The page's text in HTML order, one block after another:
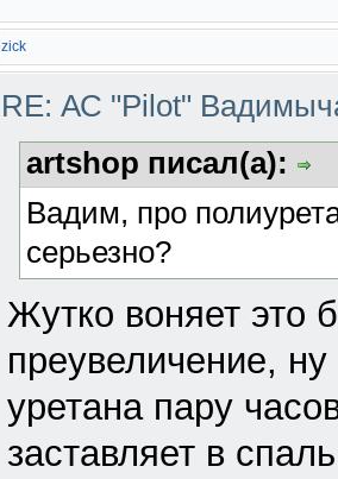
zick
RE: АС "Pilot"
artshop писал(а):
Вадим, про
серьезно?
Жутко воняет это
преувеличение,
уретана пару
заставляет в